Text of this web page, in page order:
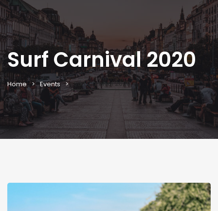
Surf Carnival 2020
Home Events Surf Carnival 2020